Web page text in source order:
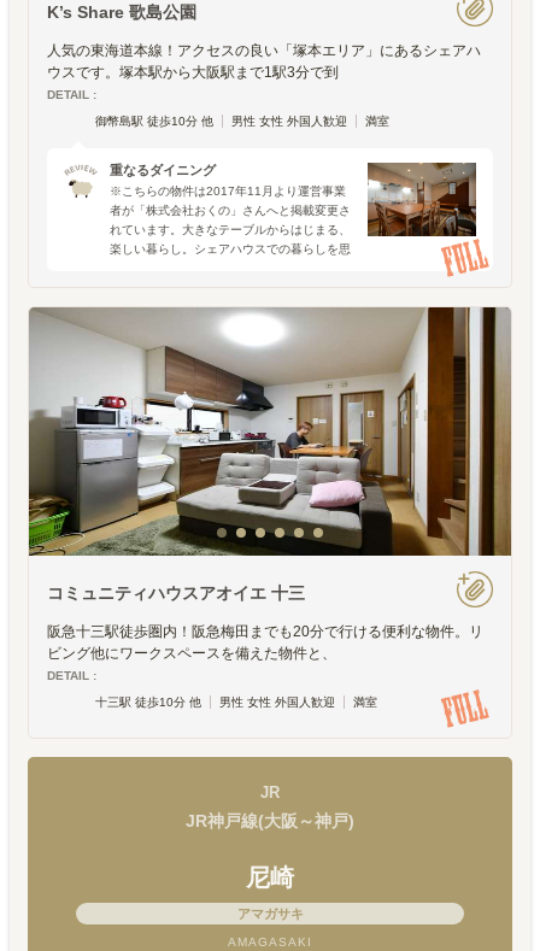
K’s Share 歌島公園
人気の東海道本線！アクセスの良い「塚本エリア」にあるシェアハ
ウスです。塚本駅から大阪駅まで1駅3分で到
DETAIL :
御幣島駅 徒歩10分 他
男性 女性 外国人歓迎 満室
重なるダイニング
※こちらの物件は2017年11月より運営事業
者が「株式会社おくの」さんへと掲載変更さ
れています。大きなテーブルからはじまる、
楽しい暮らし。シェアハウスでの暮らしを思
ングテーブルでの出来事です。ピザや鍋の食
事会だったり、週
コミュニティハウスアオイエ 十三
阪急十三駅徒歩圏内！阪急梅田までも20分で行ける便利な物件。リ
ビング他にワークスペースを備えた物件と、
DETAIL :
十三駅 徒歩10分 他
男性 女性 外国人歓迎 満室
JR
JR神戸線(大阪～神戸)
尼崎
アマガサキ
AMAGASAKI